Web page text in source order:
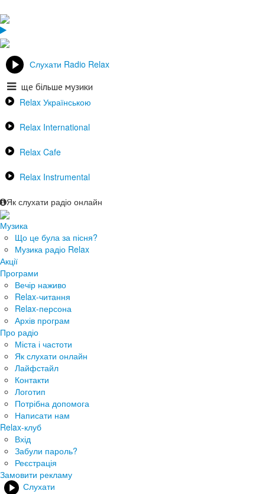
Слухати Radio Relax
ще більше музики
Relax Українською
Relax International
Relax Cafe
Relax Instrumental
Як слухати радіо онлайн
Музика
Що це була за пісня?
Музика радіо Relax
Акції
Програми
Вечір наживо
Relax-читання
Relax-персона
Архів програм
Про радіо
Міста і частоти
Як слухати онлайн
Лайфстайл
Контакти
Логотип
Потрібна допомога
Написати нам
Relax-клуб
Вхід
Забули пароль?
Реєстрація
Замовити рекламу
Слухати